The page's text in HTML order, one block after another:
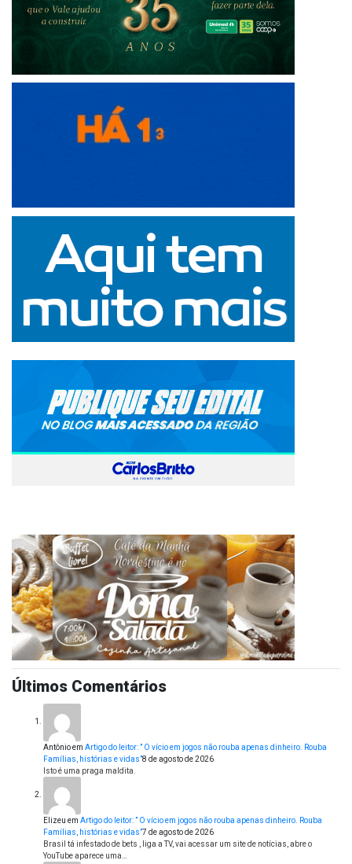
Últimos Comentários
Antônioem Artigo do leitor: ” O vício em jogos não rouba apenas dinheiro. Rouba
Famílias, histórias e vidas”8 de agosto de 2026
Isto é uma praga maldita.
Elizeu em Artigo do leitor: ” O vício em jogos não rouba apenas dinheiro. Rouba
Famílias, histórias e vidas”7 de agosto de 2026
Brasil tá infestado de bets , liga a TV, vai acessar um site de notícias, abre o
YouTube aparece uma…